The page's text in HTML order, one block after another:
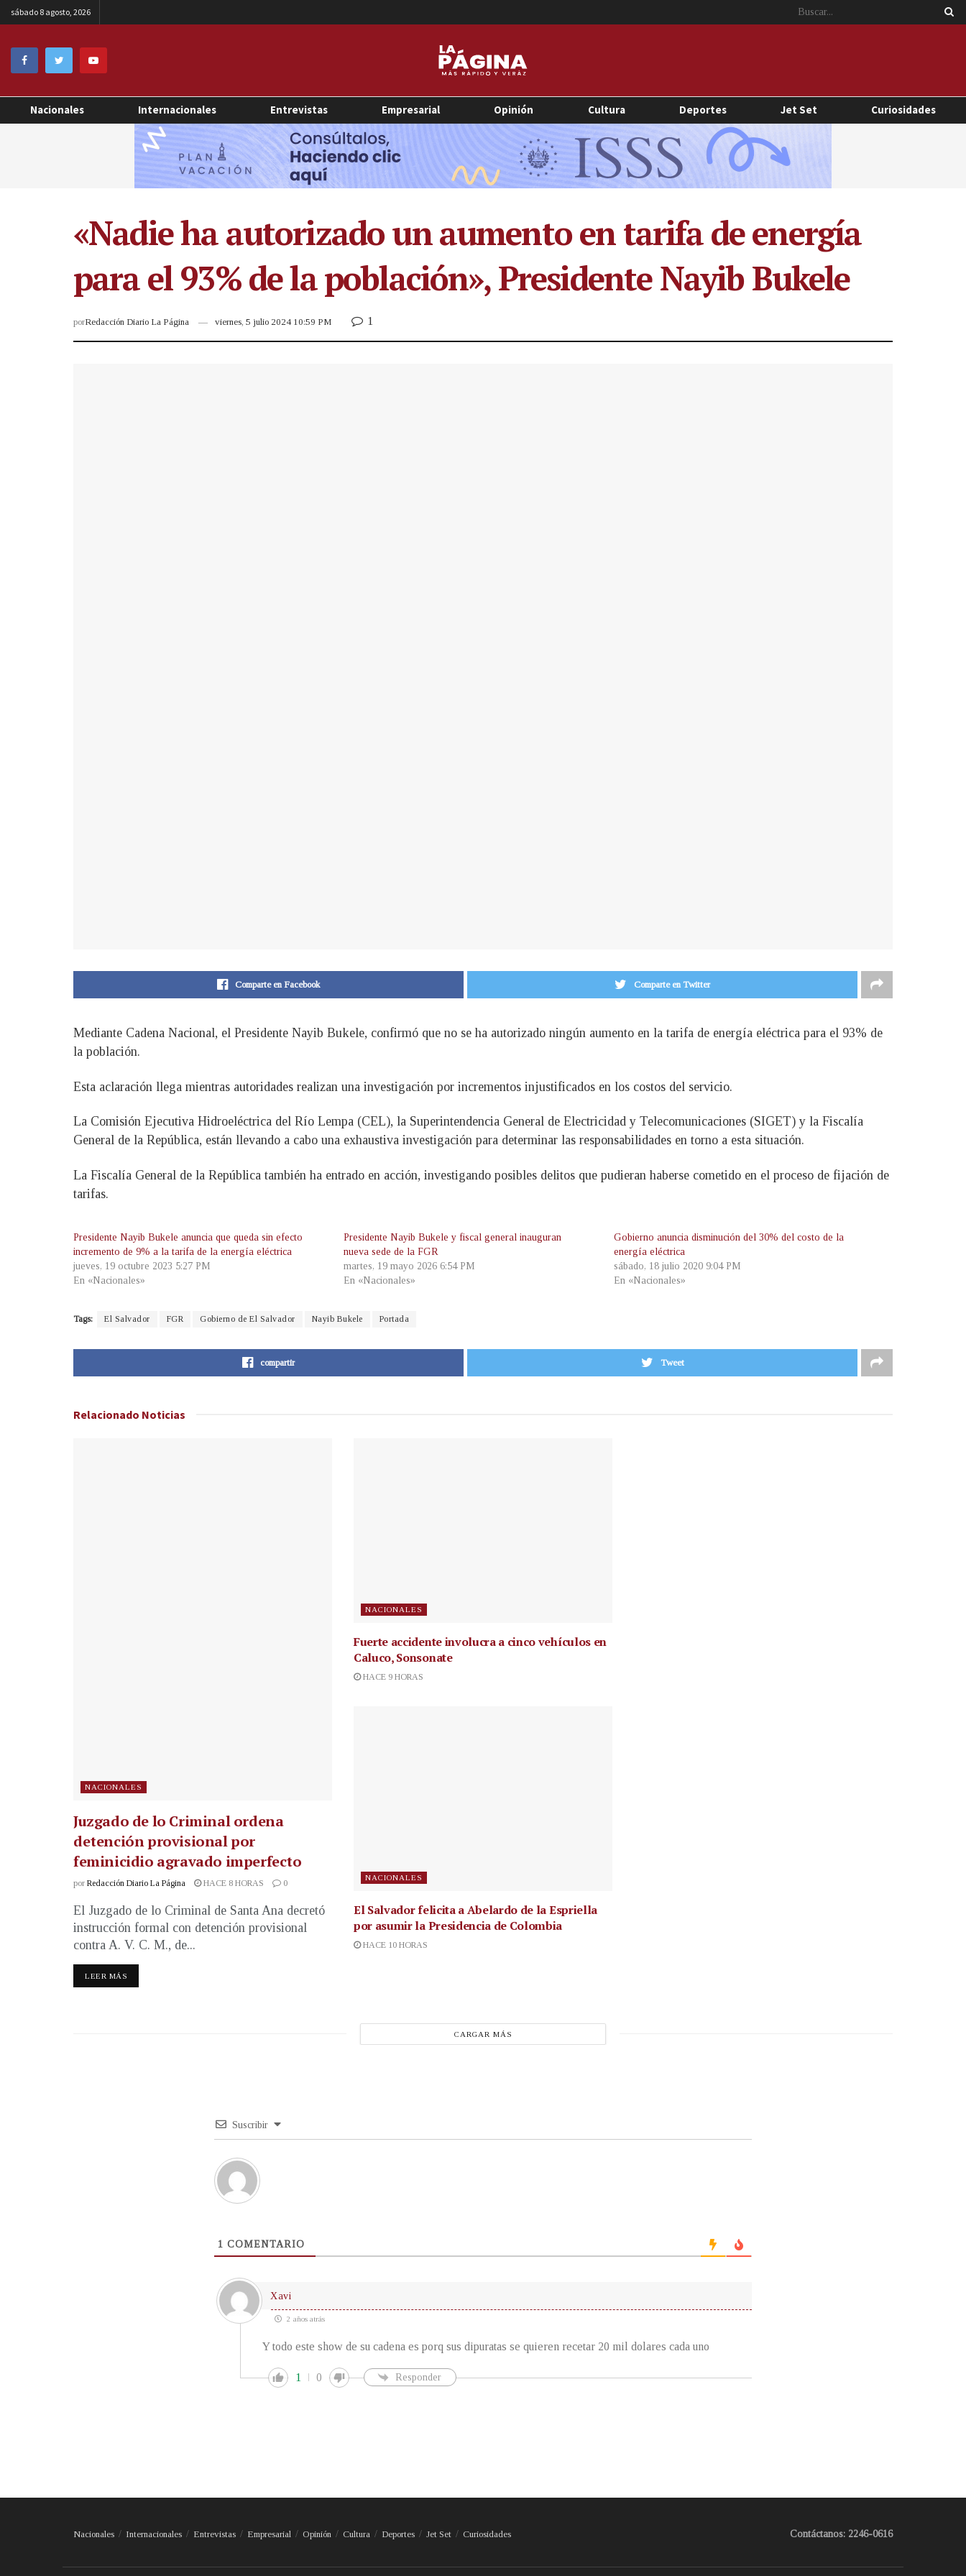
sábado 8 agosto, 2026
Nacionales Internacionales Entrevistas Empresarial Opinión Cultura Deportes Jet Set Curiosidades
«Nadie ha autorizado un aumento en tarifa de energía
para el 93% de la población», Presidente Nayib Bukele
porRedacción Diario La Página viernes, 5 julio 2024 10:59 PM 1
Comparte en Facebook Comparte en Twitter
Mediante Cadena Nacional, el Presidente Nayib Bukele, confirmó que no se ha autorizado ningún aumento en la tarifa de energía eléctrica para el 93% de
la población.
Esta aclaración llega mientras autoridades realizan una investigación por incrementos injustificados en los costos del servicio.
La Comisión Ejecutiva Hidroeléctrica del Río Lempa (CEL), la Superintendencia General de Electricidad y Telecomunicaciones (SIGET) y la Fiscalía
General de la República, están llevando a cabo una exhaustiva investigación para determinar las responsabilidades en torno a esta situación.
La Fiscalía General de la República también ha entrado en acción, investigando posibles delitos que pudieran haberse cometido en el proceso de fijación de
tarifas.
Presidente Nayib Bukele anuncia que queda sin efecto
incremento de 9% a la tarifa de la energía eléctrica
jueves, 19 octubre 2023 5:27 PM
En «Nacionales»
Presidente Nayib Bukele y fiscal general inauguran
nueva sede de la FGR
martes, 19 mayo 2026 6:54 PM
En «Nacionales»
Gobierno anuncia disminución del 30% del costo de la
energía eléctrica
sábado, 18 julio 2020 9:04 PM
En «Nacionales»
Tags: El Salvador FGR Gobierno de El Salvador Nayib Bukele Portada
compartir Tweet
Relacionado Noticias
NACIONALES
Juzgado de lo Criminal ordena
detención provisional por
feminicidio agravado imperfecto
por Redacción Diario La Página HACE 8 HORAS 0
El Juzgado de lo Criminal de Santa Ana decretó
instrucción formal con detención provisional
contra A. V. C. M., de...
LEER MÁS
NACIONALES
Fuerte accidente involucra a cinco vehículos en
Caluco, Sonsonate
HACE 9 HORAS
NACIONALES
El Salvador felicita a Abelardo de la Espriella
por asumir la Presidencia de Colombia
HACE 10 HORAS
CARGAR MÁS
Suscribir
1 COMENTARIO
Xavi
2 años atrás
Y todo este show de su cadena es porq sus dipuratas se quieren recetar 20 mil dolares cada uno
1 0 Responder
Nacionales Internacionales Entrevistas Empresarial Opinión Cultura Deportes Jet Set Curiosidades Contáctanos: 2246-0616